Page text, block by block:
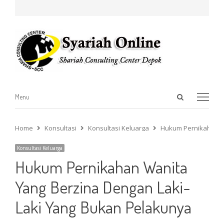
Open
Menu
Menu
Home Konsultasi Konsultasi Keluarga Hukum Pernikahan
Konsultasi Keluarga
Hukum Pernikahan Wanita
Yang Berzina Dengan Laki-
Laki Yang Bukan Pelakunya